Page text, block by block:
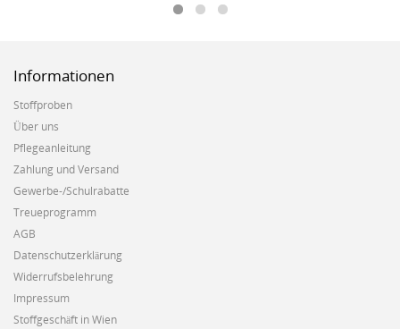
Informationen
Stoffproben
Über uns
Pflegeanleitung
Zahlung und Versand
Gewerbe-/Schulrabatte
Treueprogramm
AGB
Datenschutzerklärung
Widerrufsbelehrung
Impressum
Stoffgeschäft in Wien